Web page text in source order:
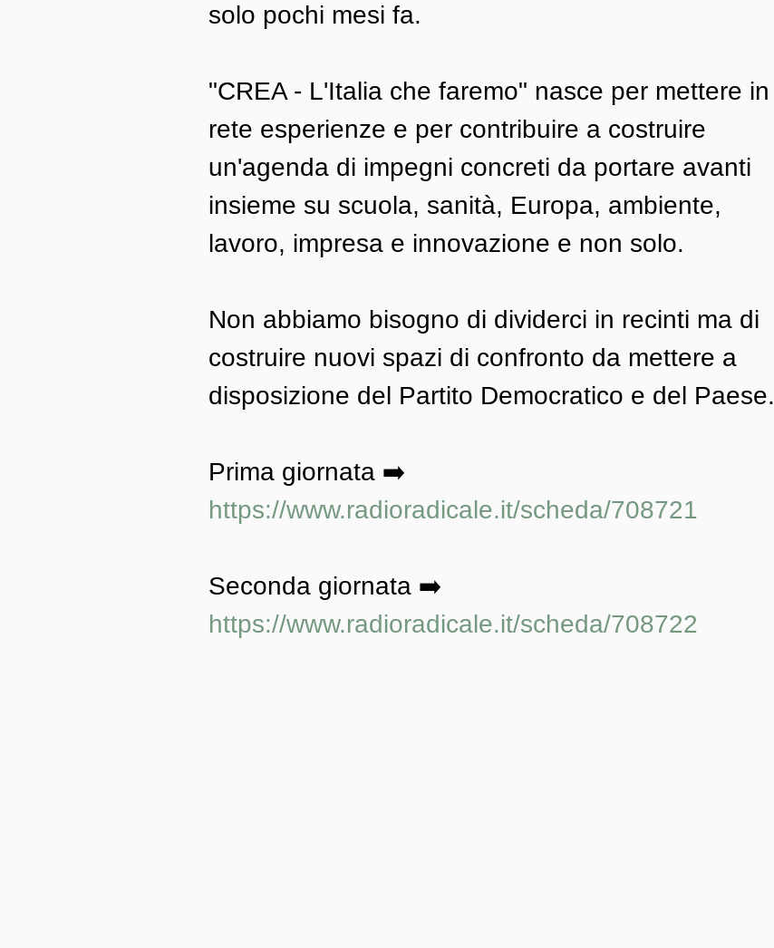
solo pochi mesi fa.
"CREA - L'Italia che faremo" nasce per mettere in
rete esperienze e per contribuire a costruire
un'agenda di impegni concreti da portare avanti
insieme su scuola, sanità, Europa, ambiente,
lavoro, impresa e innovazione e non solo.
Non abbiamo bisogno di dividerci in recinti ma di
costruire nuovi spazi di confronto da mettere a
disposizione del Partito Democratico e del Paese.
Prima giornata ➡️
https://www.radioradicale.it/scheda/708721
Seconda giornata ➡️
https://www.radioradicale.it/scheda/708722